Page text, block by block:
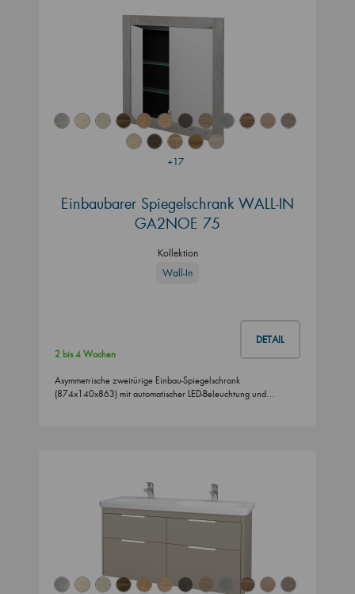
+17
Einbaubarer Spiegelschrank WALL-IN
GA2NOE 75
Kollektion
Wall-In
DETAIL
2 bis 4 Wochen
Asymmetrische zweitürige Einbau-Spiegelschrank
(874x140x863) mit automatischer LED-Beleuchtung und…